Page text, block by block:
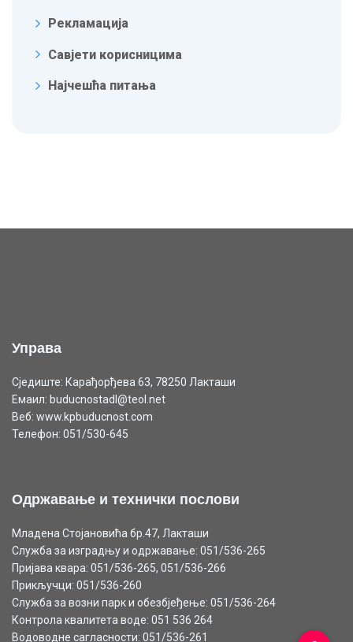
Рекламација
Савјети корисницима
Најчешћа питања
Управа
Сједиште: Карађорђева 63, 78250 Лакташи
Емаил: buducnostadl@teol.net
Веб: www.kpbuducnost.com
Телефон: 051/530-645
Одржавање и технички послови
Младена Стојановића бр.47, Лакташи
Служба за изградњу и одржавање: 051/536-265
Пријава квара: 051/536-265, 051/536-266
Прикључци: 051/536-260
Служба за возни парк и обезбјеђење: 051/536-264
Контрола квалитета воде: 051 536 264
Водоводне сагласности: 051/536-261